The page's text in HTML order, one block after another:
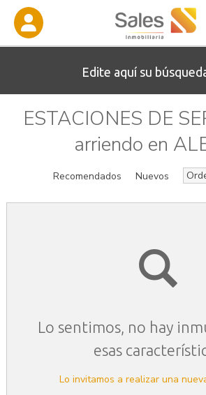
Edite aquí su
ESTACIONES DE
arriendo en
Recomendados Nuevos
Lo sentimos, no hay
esas
Lo invitamos a realizar una